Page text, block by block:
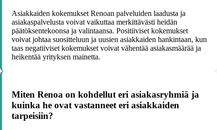
Asiakkaiden kokemukset Renoan palveluiden laadusta ja
asiakaspalvelusta voivat vaikuttaa merkittävästi heidän
päätöksentekoonsa ja valintaansa. Positiiviset kokemukset
voivat johtaa suositteluun ja uusien asiakkaiden hankintaan, kun
taas negatiiviset kokemukset voivat vähentää asiakasmäärää ja
heikentää yrityksen mainetta.
Miten Renoa on kohdellut eri asiakasryhmiä ja
kuinka he ovat vastanneet eri asiakkaiden
tarpeisiin?